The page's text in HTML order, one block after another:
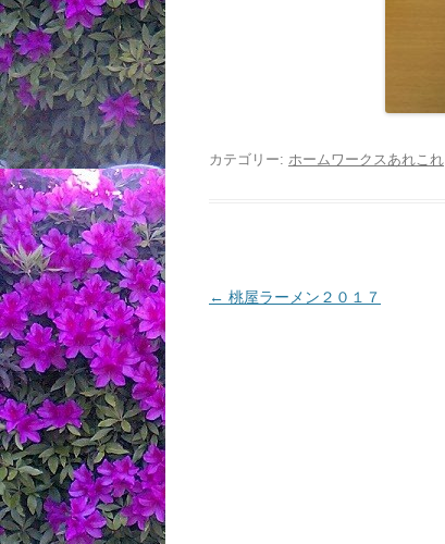
カテゴリー: ホームワークスあれこれ
投
← 桃屋ラーメン２０１７